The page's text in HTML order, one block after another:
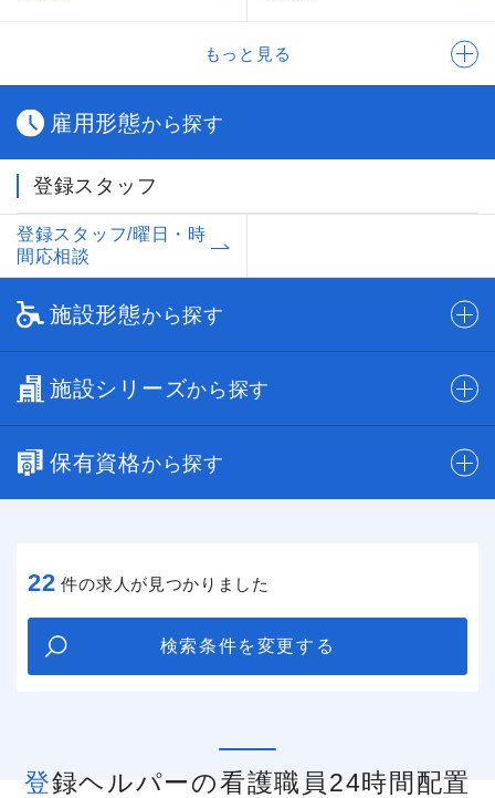
もっと見る
雇用形態から探す
登録スタッフ
登録スタッフ/曜日・時
間応相談
施設形態から探す
施設シリーズから探す
保有資格から探す
22 件の求人が見つかりました
検索条件を変更する
登録ヘルパーの看護職員24時間配置